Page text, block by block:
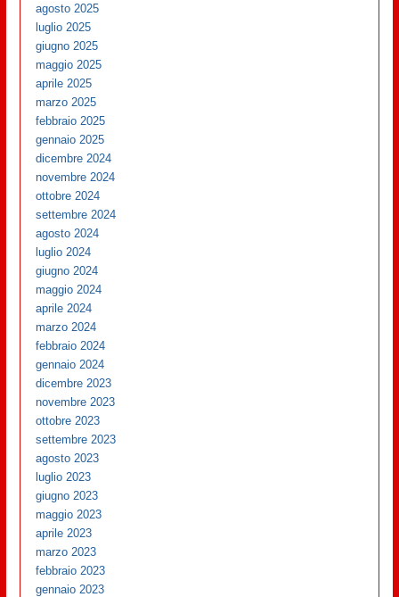
agosto 2025
luglio 2025
giugno 2025
maggio 2025
aprile 2025
marzo 2025
febbraio 2025
gennaio 2025
dicembre 2024
novembre 2024
ottobre 2024
settembre 2024
agosto 2024
luglio 2024
giugno 2024
maggio 2024
aprile 2024
marzo 2024
febbraio 2024
gennaio 2024
dicembre 2023
novembre 2023
ottobre 2023
settembre 2023
agosto 2023
luglio 2023
giugno 2023
maggio 2023
aprile 2023
marzo 2023
febbraio 2023
gennaio 2023